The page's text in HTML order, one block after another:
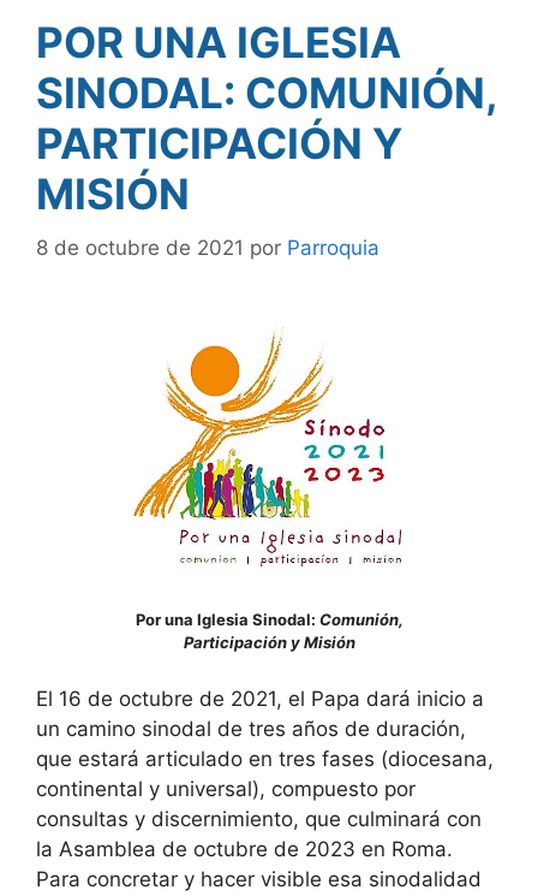
POR UNA IGLESIA
SINODAL: COMUNIÓN,
PARTICIPACIÓN Y
MISIÓN
8 de octubre de 2021 por Parroquia
Por una Iglesia Sinodal: Comunión,
Participación y Misión
El 16 de octubre de 2021, el Papa dará inicio a
un camino sinodal de tres años de duración,
que estará articulado en tres fases (diocesana,
continental y universal), compuesto por
consultas y discernimiento, que culminará con
la Asamblea de octubre de 2023 en Roma.
Para concretar y hacer visible esa sinodalidad